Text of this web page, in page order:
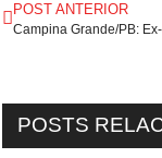
POST ANTERIOR
POSTS